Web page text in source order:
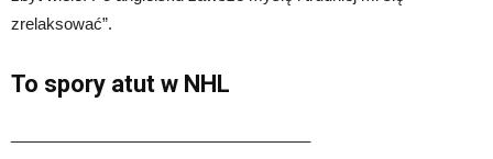
zrelaksować”.
To spory atut w NHL